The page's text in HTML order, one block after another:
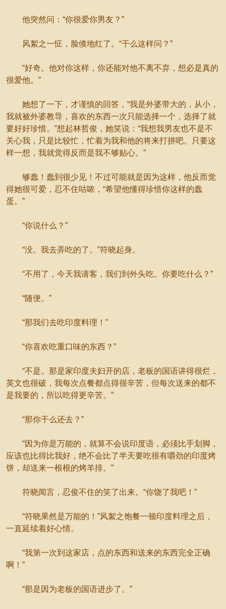
他突然问：“你很爱你男友？”
风絮之一怔，脸倏地红了。“干么这样问？”
“好奇。他对你这样，你还能对他不离不弃，想必是真的
很爱他。”
她想了一下，才谨慎的回答，“我是外婆带大的，从小，
我就被外婆教导，喜欢的东西一次只能选择一个，选择了就
要好好珍惜。”想起林哲俊，她笑说：“我想我男友也不是不
关心我，只是比较忙，忙着为我和他的将来打拼吧。只要这
样一想，我就觉得反而是我不够贴心。”
够蠢！蠢到很少见！不过可能就是因为这样，他反而觉
得她很可爱，忍不住咕哝，“希望他懂得珍惜你这样的蠢
蛋。”
“你说什么？”
“没。我去弄吃的了。”符晓起身。
“不用了，今天我请客，我们到外头吃。你要吃什么？”
“随便。”
“那我们去吃印度料理！”
“你喜欢吃重口味的东西？”
“不是。那是家印度夫妇开的店，老板的国语讲得很烂，
英文也很破，我每次点餐都点得很辛苦，但每次送来的都不
是我要的，所以吃得更辛苦。”
“那你干么还去？”
“因为你是万能的，就算不会说印度语，必须比手划脚，
应该也比得比我好，绝不会比了半天要吃很有嚼劲的印度烤
饼，却送来一根根的烤羊排。”
符晓闻言，忍俊不住的笑了出来。“你饶了我吧！”
“符晓果然是万能的！”风絮之饱餐一顿印度料理之后，
一直延续着好心情。
“我第一次到这家店，点的东西和送来的东西完全正确
啊！”
“那是因为老板的国语进步了。”